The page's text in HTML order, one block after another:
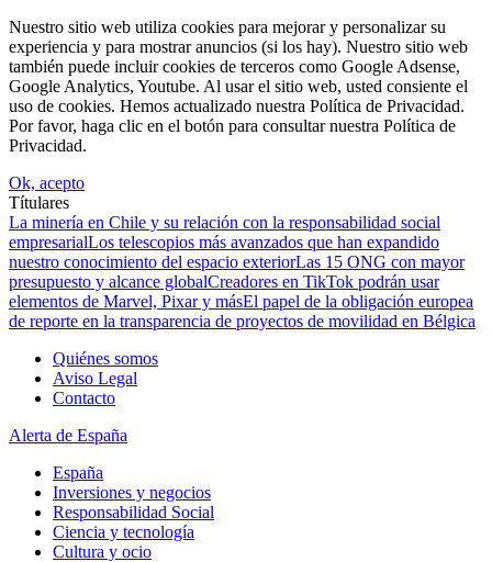
Nuestro sitio web utiliza cookies para mejorar y personalizar su
experiencia y para mostrar anuncios (si los hay). Nuestro sitio web
también puede incluir cookies de terceros como Google Adsense,
Google Analytics, Youtube. Al usar el sitio web, usted consiente el
uso de cookies. Hemos actualizado nuestra Política de Privacidad.
Por favor, haga clic en el botón para consultar nuestra Política de
Privacidad.
Ok, acepto
Títulares
La minería en Chile y su relación con la responsabilidad social
empresarialLos telescopios más avanzados que han expandido
nuestro conocimiento del espacio exteriorLas 15 ONG con mayor
presupuesto y alcance globalCreadores en TikTok podrán usar
elementos de Marvel, Pixar y másEl papel de la obligación europea
de reporte en la transparencia de proyectos de movilidad en Bélgica
Quiénes somos
Aviso Legal
Contacto
Alerta de España
España
Inversiones y negocios
Responsabilidad Social
Ciencia y tecnología
Cultura y ocio